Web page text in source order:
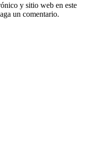
y sitio web en este
un comentario.